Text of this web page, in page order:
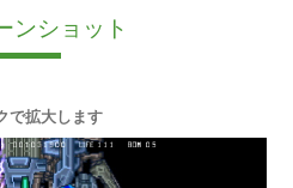
ンショット
で拡大します